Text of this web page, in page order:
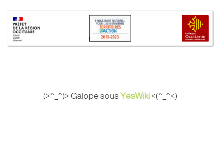
(>^_^)> Galope sous YesWiki<(^_^<)